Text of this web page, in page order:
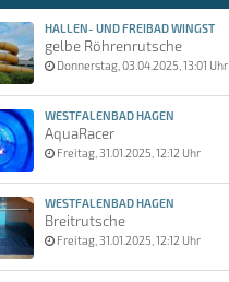
HALLEN- UND FREIBAD WINGST
gelbe Röhrenrutsche
Donnerstag, 03.04.2025, 13:01 Uhr
WESTFALENBAD HAGEN
AquaRacer
Freitag, 31.01.2025, 12:12 Uhr
WESTFALENBAD HAGEN
Breitrutsche
Freitag, 31.01.2025, 12:12 Uhr